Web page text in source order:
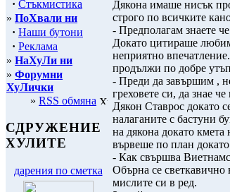
· Стъкмистика
» ПоХвали ни
· Наши бутони
· Реклама
» НаХуЛи ни
» Форумни
ХуЛички
» RSS обмяна
СДРУЖЕНИЕ
ХУЛИТЕ
дарения по сметка
Дякона имаше нисък
строго по всичките
- Предполагам знаете
Докато цитираше
неприятно
продължи по добре
- Преди да завършим ,
греховете си, да знае
Дякон Ставрос докато
налаганите с бастуни
на дякона докато
вървеше по план
- Как свършва
Обърна се светкавично
мислите си в ред.